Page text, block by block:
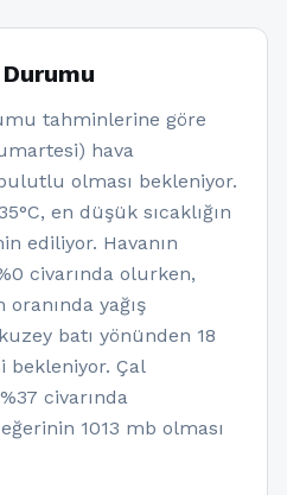
tahminlerine göre
hava
olması bekleniyor.
en düşük sıcaklığın
ediliyor. Havanın
civarında olurken,
yağış
batı yönünden 18
bekleniyor. Çal
civarında
1013 mb olması